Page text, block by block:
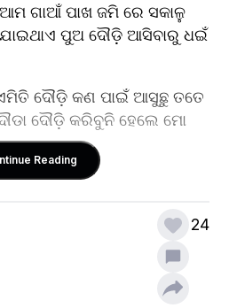
ଗାଆଁ ପାଖ ଜମି ରେ ସକାଳୁ
ଯାଇଥାଏ ପୁଅ ଦୌଡ଼ି ଆସିବାରୁ ଧଇଁ
ଦୌଡ଼ି କଣ ପାଇଁ ଆସୁଛୁ ତତେ
ଦୌଡ଼ି କରିବୁନି ହେଲେ ମୋ
କରିଛନ୍ତି କଣ ପାଇଁ ତୋ ଦେଇ
Reading
24